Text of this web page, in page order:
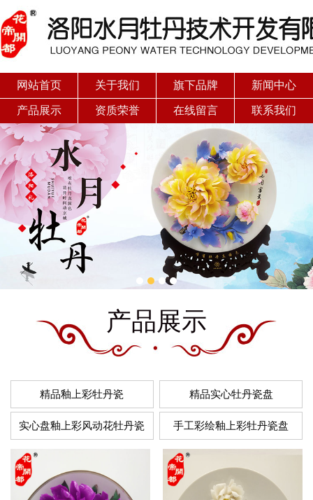
网站首页 关于我们 旗下品牌 新闻中心
产品展示 资质荣誉 在线留言 联系我们
产品展示
精品釉上彩牡丹瓷 精品实心牡丹瓷盘
实心盘釉上彩风动花牡丹瓷 手工彩绘釉上彩牡丹瓷盘